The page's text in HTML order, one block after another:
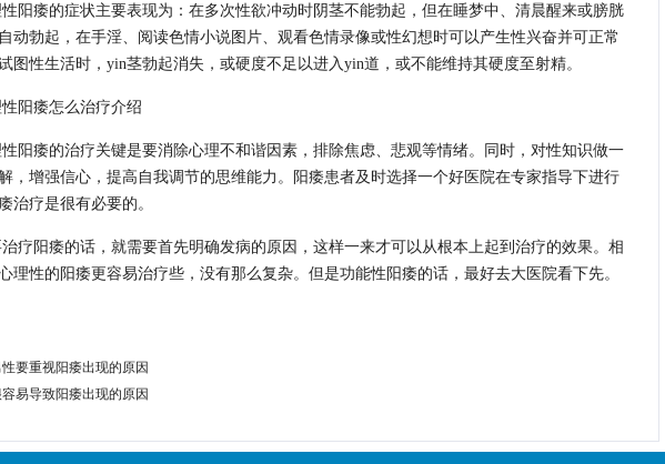
阳痿的症状主要表现为：在多次性欲冲动时阴茎不能勃起，但在睡梦中、清晨醒来或膀胱
动勃起，在手淫、阅读色情小说图片、观看色情录像或性幻想时可以产生性兴奋并可正常
图性生活时，yin茎勃起消失，或硬度不足以进入yin道，或不能维持其硬度至射精。
阳痿怎么治疗介绍
阳痿的治疗关键是要消除心理不和谐因素，排除焦虑、悲观等情绪。同时，对性知识做一
，增强信心，提高自我调节的思维能力。阳痿患者及时选择一个好医院在专家指导下进行
治疗是很有必要的。
疗阳痿的话，就需要首先明确发病的原因，这样一来才可以从根本上起到治疗的效果。相
理性的阳痿更容易治疗些，没有那么复杂。但是功能性阳痿的话，最好去大医院看下先。
性要重视阳痿出现的原因
易导致阳痿出现的原因